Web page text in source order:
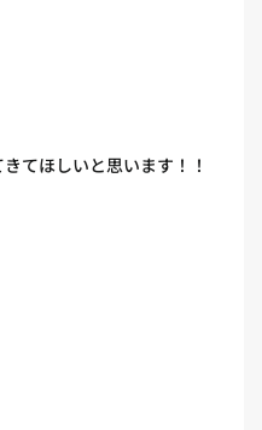
てほしいと思います！！